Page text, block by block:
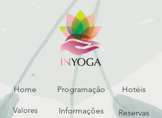
Home
Valores
Programação Hotéis
Informações Reservas